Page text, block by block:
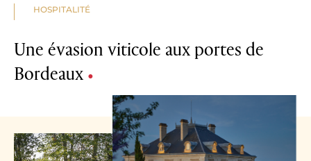
HOSPITALITÉ
Une évasion viticole aux portes de
Bordeaux •